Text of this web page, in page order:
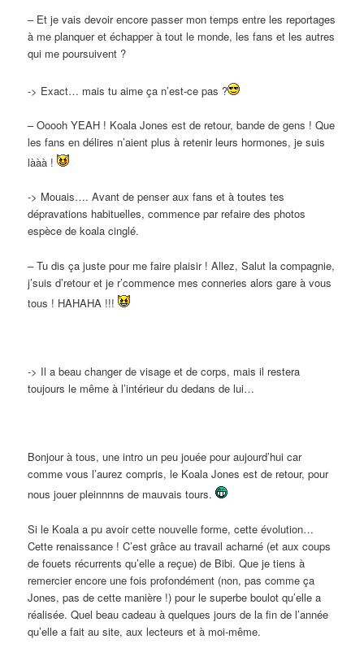
– Et je vais devoir encore passer mon temps entre les reportages
à me planquer et échapper à tout le monde, les fans et les autres
qui me poursuivent ?
-> Exact… mais tu aime ça n’est-ce pas ?
– Ooooh YEAH ! Koala Jones est de retour, bande de gens ! Que
les fans en délires n’aient plus à retenir leurs hormones, je suis
lààà !
-> Mouais…. Avant de penser aux fans et à toutes tes
dépravations habituelles, commence par refaire des photos
espèce de koala cinglé.
– Tu dis ça juste pour me faire plaisir ! Allez, Salut la compagnie,
j’suis d’retour et je r’commence mes conneries alors gare à vous
tous ! HAHAHA !!!
-> Il a beau changer de visage et de corps, mais il restera
toujours le même à l’intérieur du dedans de lui…
Bonjour à tous, une intro un peu jouée pour aujourd’hui car
comme vous l’aurez compris, le Koala Jones est de retour, pour
nous jouer pleinnnns de mauvais tours.
Si le Koala a pu avoir cette nouvelle forme, cette évolution…
Cette renaissance ! C’est grâce au travail acharné (et aux coups
de fouets récurrents qu’elle a reçue) de Bibi. Que je tiens à
remercier encore une fois profondément (non, pas comme ça
Jones, pas de cette manière !) pour le superbe boulot qu’elle a
réalisée. Quel beau cadeau à quelques jours de la fin de l’année
qu’elle a fait au site, aux lecteurs et à moi-même.